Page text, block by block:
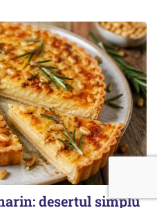
desertul simplu